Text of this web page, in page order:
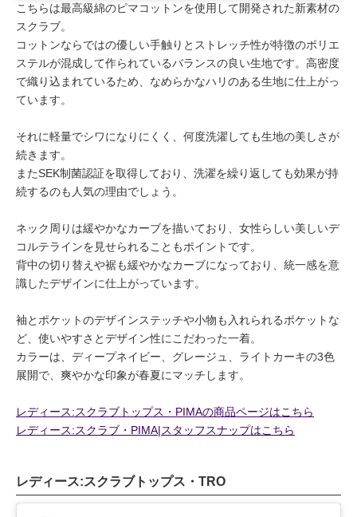
こちらは最高級綿のピマコットンを使用して開発された新素材の
スクラブ。
コットンならではの優しい手触りとストレッチ性が特徴のポリエ
ステルが混成して作られているバランスの良い生地です。高密度
で織り込まれているため、なめらかなハリのある生地に仕上がっ
ています。
それに軽量でシワになりにくく、何度洗濯しても生地の美しさが
続きます。
またSEK制菌認証を取得しており、洗濯を繰り返しても効果が持
続するのも人気の理由でしょう。
ネック周りは緩やかなカーブを描いており、女性らしい美しいデ
コルテラインを見せられることもポイントです。
背中の切り替えや裾も緩やかなカーブになっており、統一感を意
識したデザインに仕上がっています。
袖とポケットのデザインステッチや小物も入れられるポケットな
ど、使いやすさとデザイン性にこだわった一着。
カラーは、ディープネイビー、グレージュ、ライトカーキの3色
展開で、爽やかな印象が春夏にマッチします。
レディース:スクラブトップス・PIMAの商品ページはこちら
レディース:スクラブ・PIMA|スタッフスナップはこちら
レディース:スクラブトップス・TRO